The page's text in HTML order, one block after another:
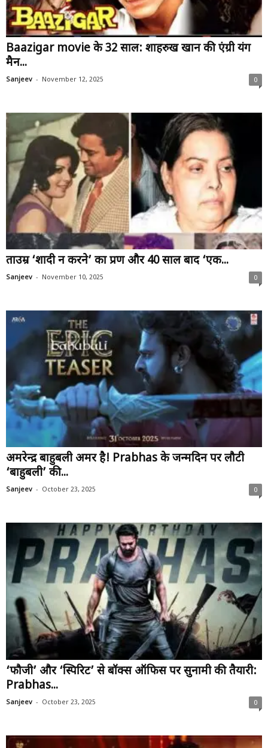
Baazigar movie के 32 साल: शाहरुख खान की एंग्री यंग
मैन...
Sanjeev - November 12, 2025 0
ताउम्र ‘शादी न करने’ का प्रण और 40 साल बाद ‘एक...
Sanjeev - November 10, 2025 0
अमरेन्द्र बाहुबली अमर है! Prabhas के जन्मदिन पर लौटी
‘बाहुबली’ की...
Sanjeev - October 23, 2025 0
‘फौजी’ और ‘स्पिरिट’ से बॉक्स ऑफिस पर सुनामी की तैयारी:
Prabhas...
Sanjeev - October 23, 2025 0